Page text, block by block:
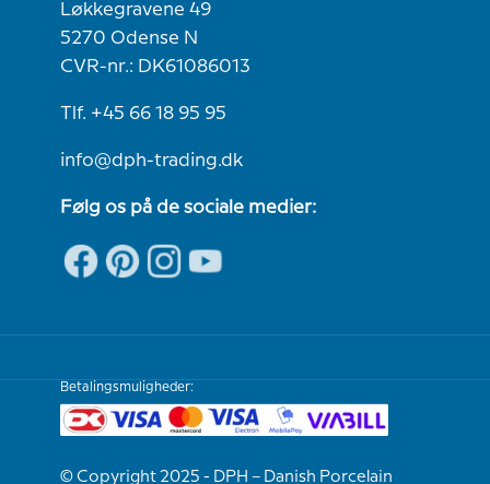
Løkkegravene 49
5270 Odense N
CVR-nr.: DK61086013
Tlf. +45 66 18 95 95
info@dph-trading.dk
Følg os på de sociale medier:
Betalingsmuligheder:
© Copyright 2025 - DPH – Danish Porcelain